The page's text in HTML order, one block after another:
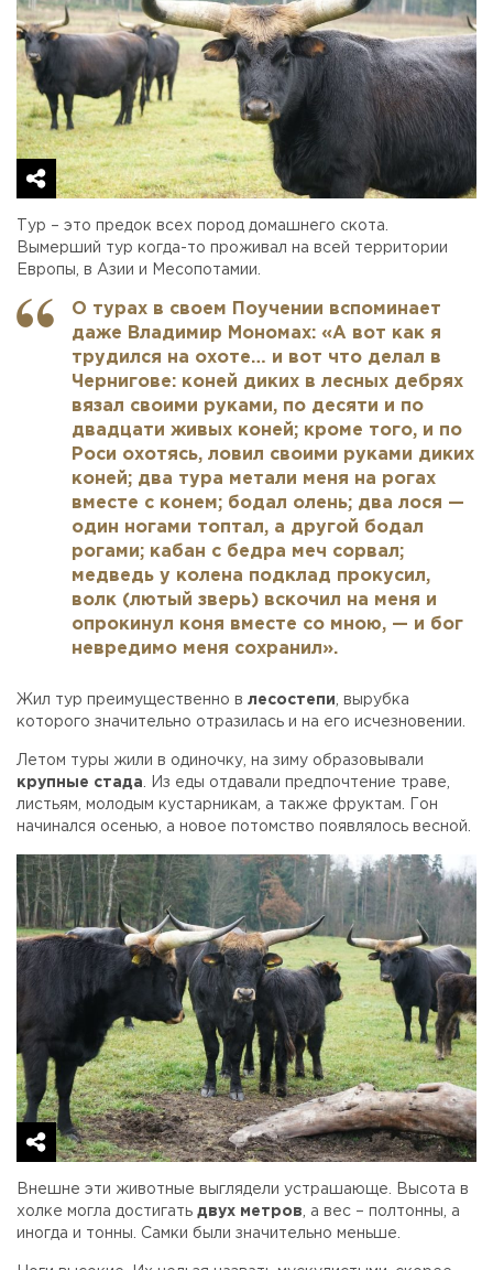
Тур – это предок всех пород домашнего скота.
Вымерший тур когда-то проживал на всей территории
Европы, в Азии и Месопотамии.
О турах в своем Поучении вспоминает
даже Владимир Мономах: «А вот как я
трудился на охоте… и вот что делал в
Чернигове: коней диких в лесных дебрях
вязал своими руками, по десяти и по
двадцати живых коней; кроме того, и по
Роси охотясь, ловил своими руками диких
коней; два тура метали меня на рогах
вместе с конем; бодал олень; два лося —
один ногами топтал, а другой бодал
рогами; кабан с бедра меч сорвал;
медведь у колена подклад прокусил,
волк (лютый зверь) вскочил на меня и
опрокинул коня вместе со мною, — и бог
невредимо меня сохранил».
Жил тур преимущественно в лесостепи , вырубка
которого значительно отразилась и на его исчезновении.
Летом туры жили в одиночку, на зиму образовывали
крупные стада . Из еды отдавали предпочтение траве,
листьям, молодым кустарникам, а также фруктам. Гон
начинался осенью, а новое потомство появлялось весной.
Внешне эти животные выглядели устрашающе. Высота в
холке могла достигать двух метров , а вес – полтонны, а
иногда и тонны. Самки были значительно меньше.